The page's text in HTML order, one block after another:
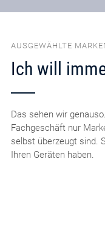
AUSGEWÄHLTE
Ich will
Das sehen wir
Fachgeschäft nur
selbst überzeugt sind.
Ihren Geräten haben.